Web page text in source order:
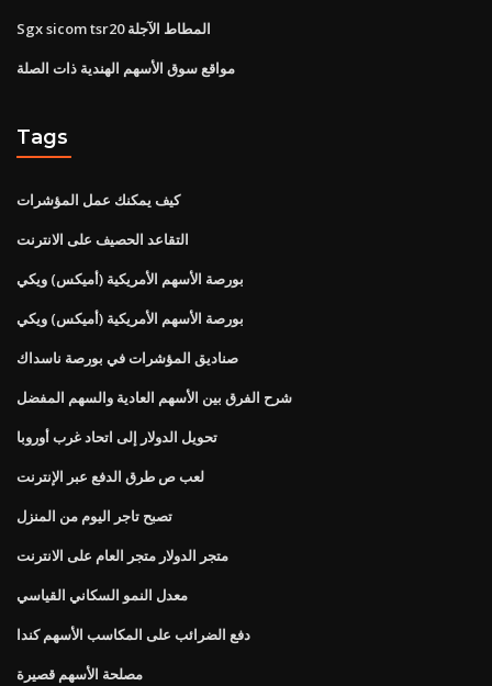
Sgx sicom tsr20 المطاط الآجلة
مواقع سوق الأسهم الهندية ذات الصلة
Tags
كيف يمكنك عمل المؤشرات
التقاعد الحصيف على الانترنت
بورصة الأسهم الأمريكية (أميكس) ويكي
بورصة الأسهم الأمريكية (أميكس) ويكي
صناديق المؤشرات في بورصة ناسداك
شرح الفرق بين الأسهم العادية والسهم المفضل
تحويل الدولار إلى اتحاد غرب أوروبا
لعب ص طرق الدفع عبر الإنترنت
تصبح تاجر اليوم من المنزل
متجر الدولار متجر العام على الانترنت
معدل النمو السكاني القياسي
دفع الضرائب على المكاسب الأسهم كندا
مصلحة الأسهم قصيرة